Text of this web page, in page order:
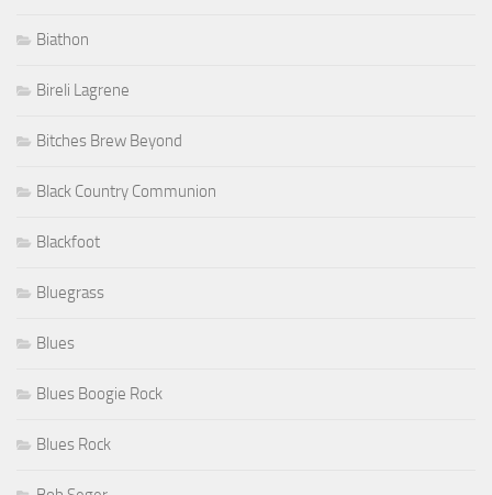
Biathon
Bireli Lagrene
Bitches Brew Beyond
Black Country Communion
Blackfoot
Bluegrass
Blues
Blues Boogie Rock
Blues Rock